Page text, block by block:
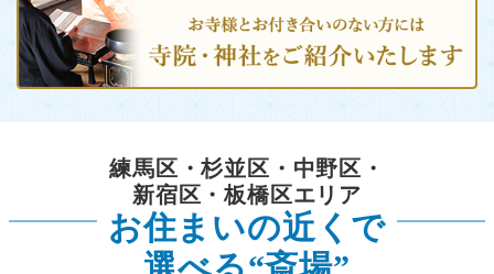
練馬区・杉並区・中野区・
新宿区・板橋区エリア
お住まいの近くで